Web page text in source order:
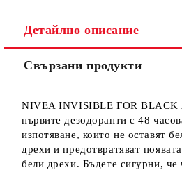
Ние ще се свържем с вас в рамките на
Детайлно описание
Свързани продукти
NIVEA INVISIBLE FOR BLACK
първите дезодоранти с 48
изпотяване, които не оставят
дрехи и предотвратяват
бели дрехи. Бъдете сигурни, че